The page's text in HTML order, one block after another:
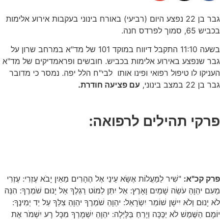
גבר בן 22 נפצע היום (רביעי) באורח בינוני בעקבות אירוע אלימות
בכביש 65, סמוך לפרדס חנה.
בשעה 11:10 התקבל דיווח במוקד 101 של מד"א במרחב שרון על
גבר שנפצע באירוע אלימות בכביש. חובשים ופראמדיקים של מד"א
העניקו לו טיפול רפואי ופינו אותו לבי"ח הלל יפה. נמסר כי מדובר
גבר בן 22 במצב בינוני,
עם פציעה חודרת.
פרקי תהילים לרפואה:
פרק קכ"א: "שִׁיר לַמַּעֲלוֹת אֶשָּׂא עֵינַי אֶל הֶהָרִים מֵאַיִן יָבֹא עֶזְרִי: עֶזְרִי
מֵעִם יהֵוָהֵ עֹשֵׂה שָׁמַיִם וָאָרֶץ: אַל יִתֵּן לַמּוֹט רַגְלֶךָ אַל יָנוּם שֹׁמְרֶךָ: הִנֵּה
לֹא יָנוּם וְלֹא יִישָׁן שׁוֹמֵר יִשְׂרָאֵל: יהֵוָהֵ שֹׁמְרֶךָ יהֵוָהֵ צִלְּךָ עַל יַד יְמִינֶךָ:
יוֹמָם הַשֶּׁמֶשׁ לֹא יַכֶּכָּה וְיָרֵחַ בַּלָּיְלָה: יהֵוָהֵ יִשְׁמָרְךָ מִכָּל רָע יִשְׁמֹר אֶת